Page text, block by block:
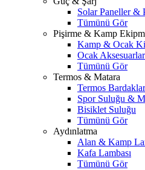
Solar Paneller &
Tümünü Gör
Pişirme & Kamp
Kamp & Ocak
Ocak
Tümünü Gör
Termos & Matara
Termos Bardaklar
Spor Suluğu &
Bisiklet Suluğu
Tümünü Gör
Aydınlatma
Alan & Kamp
Kafa Lambası
Tümünü Gör